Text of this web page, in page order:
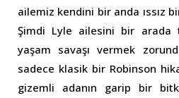
ailemiz kendini bir anda ıssız
Şimdi Lyle ailesini bir
yaşam savaşı vermek
sadece klasik bir Robinson
gizemli adanın garip bir